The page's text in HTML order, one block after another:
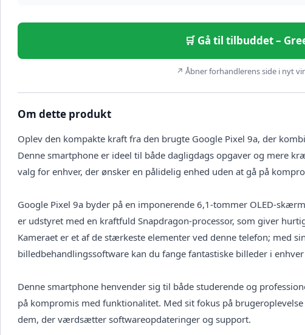
🛒 Gå til tilbuddet –
↗ Åbner forhandlerens side i nyt
Om dette produkt
Oplev den kompakte kraft fra den brugte Google Pixel 9a, der
Denne smartphone er ideel til både dagligdags opgaver og mere
valg for enhver, der ønsker en pålidelig enhed uden at gå på
Google Pixel 9a byder på en imponerende 6,1-tommer OLED-
er udstyret med en kraftfuld Snapdragon-processor, som giver
Kameraet er et af de stærkeste elementer ved denne telefon; med
billedbehandlingssoftware kan du fange fantastiske billeder i
Denne smartphone henvender sig til både studerende og
på kompromis med funktionalitet. Med sit fokus på
dem, der værdsætter softwareopdateringer og support.